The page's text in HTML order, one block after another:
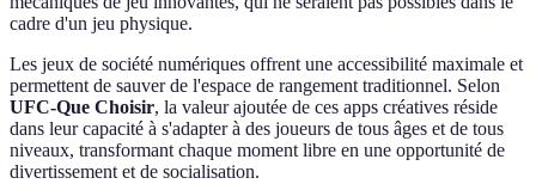
cadre d'un jeu physique.
Les jeux de société numériques offrent une accessibilité maximale et
permettent de sauver de l'espace de rangement traditionnel. Selon
UFC-Que Choisir, la valeur ajoutée de ces apps créatives réside
dans leur capacité à s'adapter à des joueurs de tous âges et de tous
niveaux, transformant chaque moment libre en une opportunité de
divertissement et de socialisation.